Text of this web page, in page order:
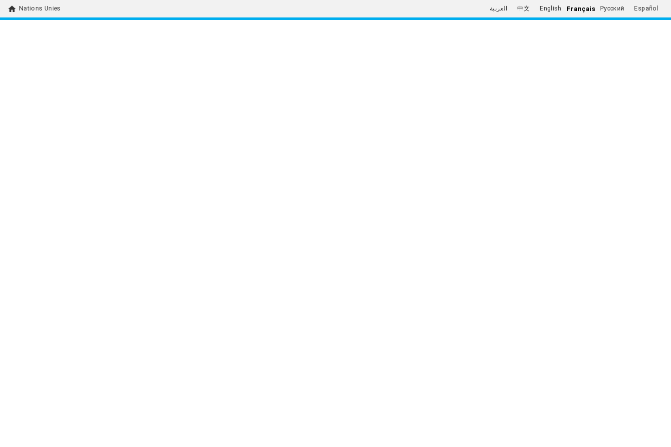
home Nations Unies العربية 中文 English Français Русский Español